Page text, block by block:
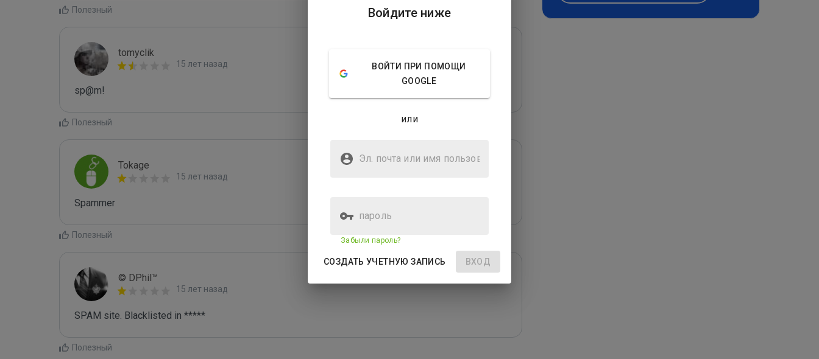
Полезный
tomyclik
15 лет назад
sp@m!
Полезный
Tokage
15 лет назад
Spammer
Полезный
© DPhil™
15 лет назад
SPAM site. Blacklisted in *****
Полезный
Войдите ниже
ВОЙТИ ПРИ ПОМОЩИ
GOOGLE
или
Эл. почта или имя
пользователя
пароль
Забыли пароль?
СОЗДАТЬ УЧЕТНУЮ ЗАПИСЬ ВХОД